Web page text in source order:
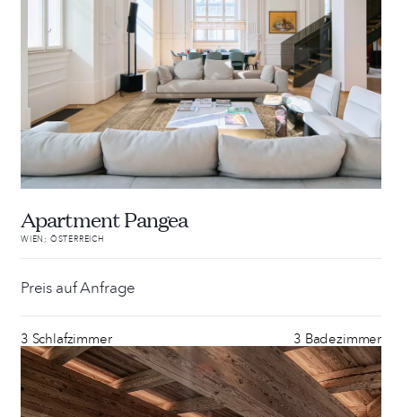
Apartment Pangea
WIEN; ÖSTERREICH
Preis auf Anfrage
3 Schlafzimmer 3 Badezimmer